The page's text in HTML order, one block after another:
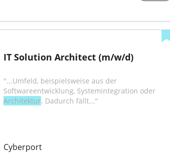
IT Solution Architect (m/w/d)
"...Umfeld, beispielsweise aus der
Architektur. Dadurch fällt..."
Cyberport